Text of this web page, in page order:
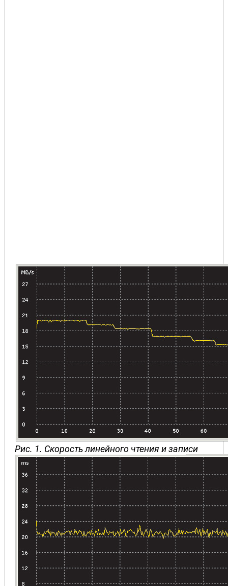
Рис. 1. Скорость линейного чтения и записи